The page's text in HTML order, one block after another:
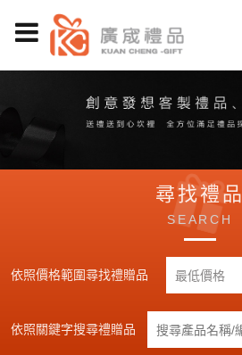
尋找禮品
SEARCH
依照價格範圍尋找禮贈品
依照關鍵字搜尋禮贈品